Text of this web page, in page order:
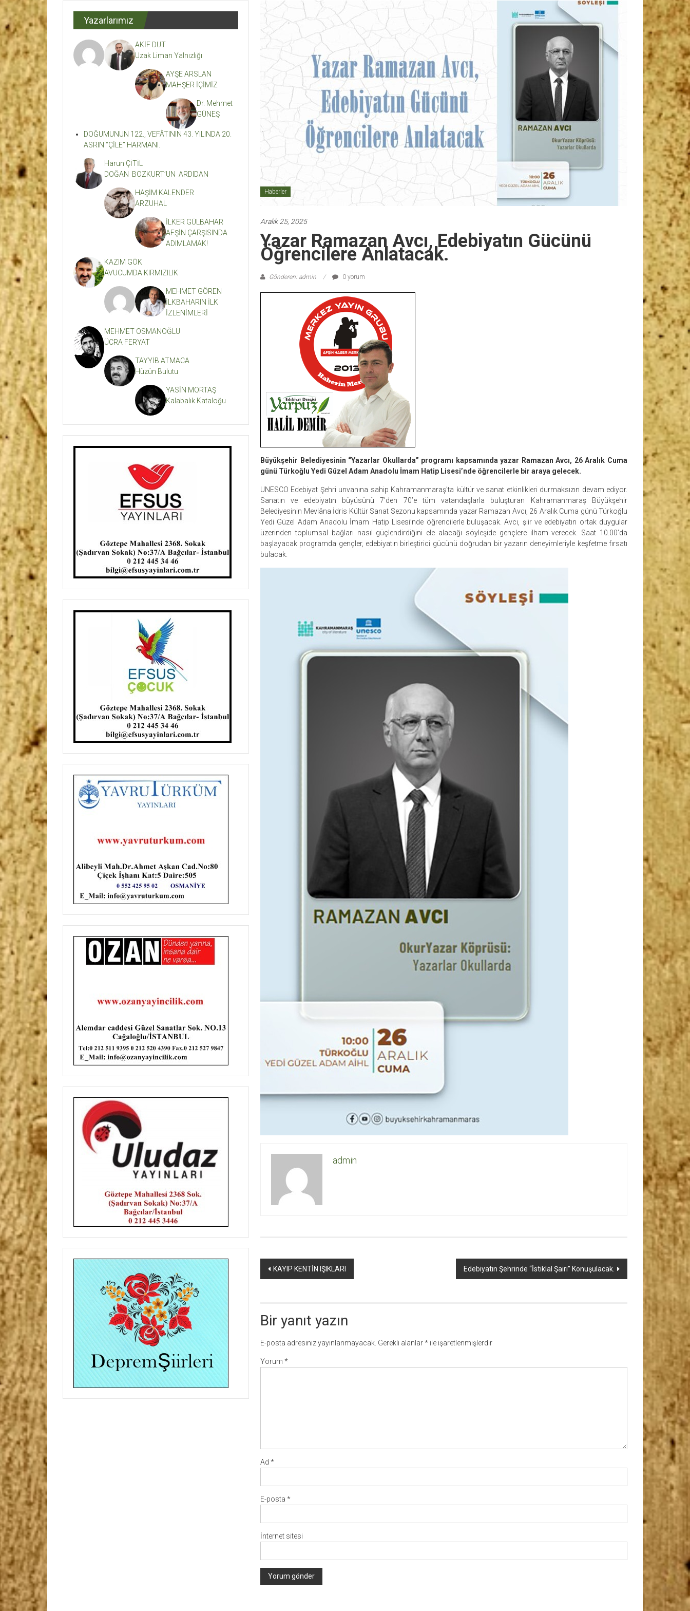
Dergisi
Kahramanmaraş'ın
Etkili
Edebiyat
Haberler
Aralık 25, 2025
Yazar Ramazan Avcı, Edebiyatın Gücünü
Öğrencilere Anlatacak.
Gönderen: admin 0 yorum
Büyükşehir Belediyesinin “Yazarlar Okullarda” programı kapsamında yazar Ramazan Avcı, 26 Aralık Cuma
günü Türkoğlu Yedi Güzel Adam Anadolu İmam Hatip Lisesi’nde öğrencilerle bir araya gelecek.
UNESCO Edebiyat Şehri unvanına sahip Kahramanmaraş’ta kültür ve sanat etkinlikleri durmaksızın devam ediyor.
Sanatın ve edebiyatın büyüsünü 7’den 70’e tüm vatandaşlarla buluşturan Kahramanmaraş Büyükşehir
Belediyesinin Mevlâna İdris Kültür Sanat Sezonu kapsamında yazar Ramazan Avcı, 26 Aralık Cuma günü Türkoğlu
Yedi Güzel Adam Anadolu İmam Hatip Lisesi’nde öğrencilerle buluşacak. Avcı, şiir ve edebiyatın ortak duygular
üzerinden toplumsal bağları nasıl güçlendirdiğini ele alacağı söyleşide gençlere ilham verecek. Saat 10.00’da
başlayacak programda gençler, edebiyatın birleştirici gücünü doğrudan bir yazarın deneyimleriyle keşfetme fırsatı
bulacak.
admin
Yazı
KAYIP KENTİN IŞIKLARI Edebiyatın Şehrinde “İstiklal Şairi” Konuşulacak.
Bir yanıt yazın
E-posta adresiniz yayınlanmayacak. Gerekli alanlar* ile işaretlenmişlerdir
Yorum *
Ad *
E-posta *
İnternet sitesi
Yazarlarımız
AKİF DUT
Uzak Liman Yalnızlığı
AYŞE ARSLAN
MAHŞER İÇİMİZ
Dr. Mehmet
GÜNEŞ
DOĞUMUNUN 122., VEFÂTININ 43. YILINDA 20.
ASRIN “ÇİLE” HARMANI.
Harun ÇİTİL
DOĞAN BOZKURT’UN ARDIDAN
HAŞİM KALENDER
ARZUHAL
İLKER GÜLBAHAR
AFŞİN ÇARŞISINDA
ADIMLAMAK!
KAZIM GÖK
AVUCUMDA KIRMIZILIK
MEHMET GÖREN
İLKBAHARIN İLK
İZLENİMLERİ
MEHMET OSMANOĞLU
ÜCRA FERYAT
TAYYİB ATMACA
Hüzün Bulutu
YASİN MORTAŞ
Kalabalık Kataloğu